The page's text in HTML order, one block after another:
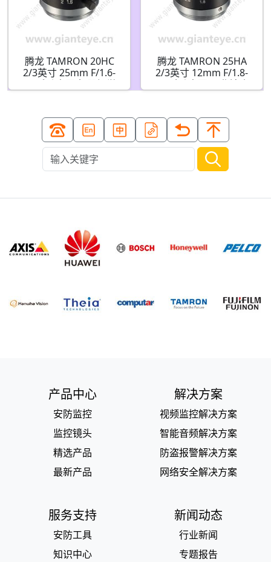
腾龙 TAMRON 20HC
2/3英寸 25mm F/1.6-
16 手动光圈 机器视觉
腾龙 TAMRON 25HA
2/3英寸 12mm F/1.8-
16 手动光圈 工业镜头
产品中心
安防监控
监控镜头
精选产品
最新产品
解决方案
视频监控解决方案
智能音频解决方案
防盗报警解决方案
网络安全解决方案
服务支持
安防工具
知识中心
新闻动态
行业新闻
专题报告